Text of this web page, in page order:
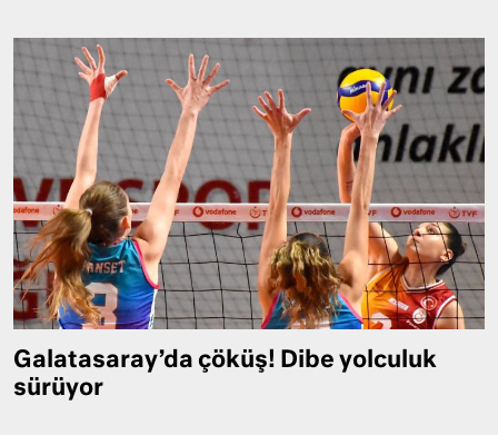
Galatasaray’da çöküş! Dibe yolculuk
sürüyor